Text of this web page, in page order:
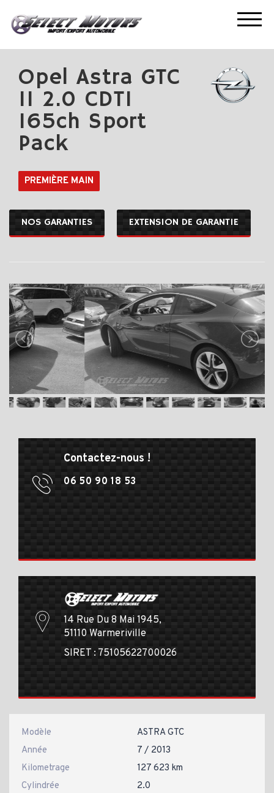
ACCUEIL
NOS OCCASIONS
OPEL ASTRA GTC II 2.0 CDTI 165CH SPORT PACK
Opel Astra GTC
II 2.0 CDTI
165ch Sport
Pack
PREMIÈRE MAIN
NOS GARANTIES EXTENSION DE GARANTIE
Contactez-nous !
06 50 90 18 53
14 Rue Du 8 Mai 1945,
51110 Warmeriville
SIRET : 75105622700026
Modèle
ASTRA GTC
Année
7 / 2013
Kilometrage
127 623 km
Cylindrée
2.0